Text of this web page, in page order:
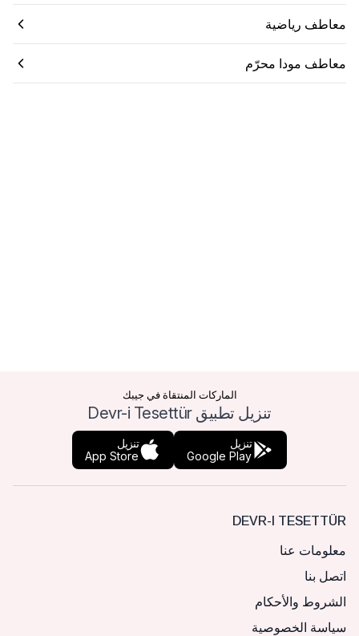
معاطف رياضية
معاطف مودا محرّم
الماركات المنتقاة في جيبك
تنزيل تطبيق Devr-i Tesettür
تنزيل
Google Play
تنزيل
App Store
DEVR-I TESETTÜR
معلومات عنا
اتصل بنا
الشروط والأحكام
سياسة الخصوصية